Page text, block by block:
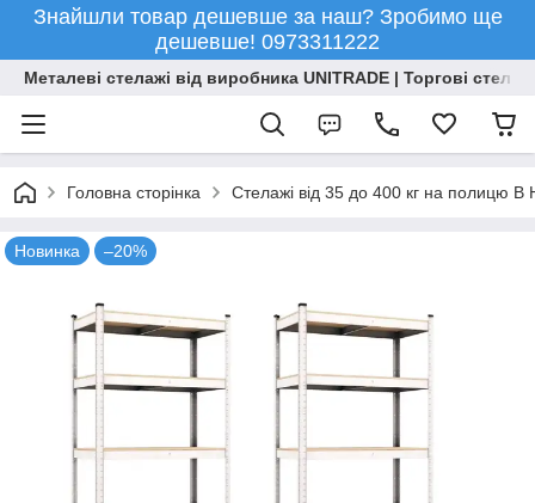
Знайшли товар дешевше за наш? Зробимо ще
дешевше! 0973311222
Металеві стелажі від виробника UNITRADE | Торгові
Головна сторінка Стелажі від 35 до 400 кг на полицю
Новинка –20%